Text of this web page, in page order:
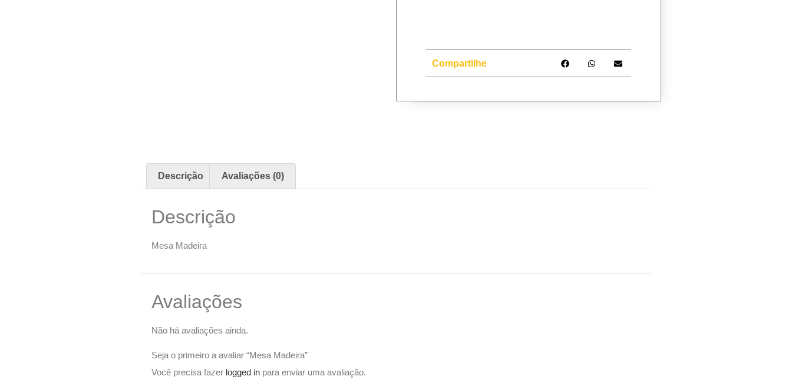
Compartilhe
Descrição Avaliações (0)
Descrição
Mesa Madeira
Avaliações
Não há avaliações ainda.
Seja o primeiro a avaliar “Mesa Madeira”
Você precisa fazer logged in para enviar uma avaliação.